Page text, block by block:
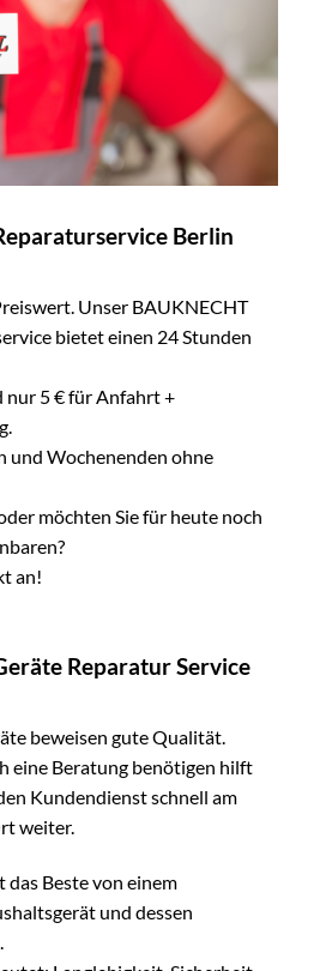
Berlin
Unser BAUKNECHT
bietet einen 24 Stunden
nur 5 € für Anfahrt +
und Wochenenden ohne
möchten Sie für heute noch
an!
Reparatur Service
beweisen gute Qualität.
eine Beratung benötigen hilft
Kundendienst schnell am
weiter.
das Beste von einem
und dessen